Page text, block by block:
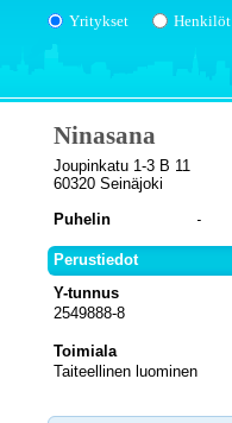
Yritykset Henkilöt
Ninasana
Joupinkatu 1-3 B 11
60320 Seinäjoki
Puhelin
Perustiedot
Y-tunnus
2549888-8
Toimiala
Taiteellinen luominen